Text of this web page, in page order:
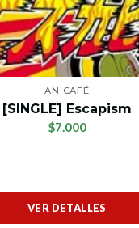
AN CAFÉ
[SINGLE] Escapism
$7.000
VER DETALLES